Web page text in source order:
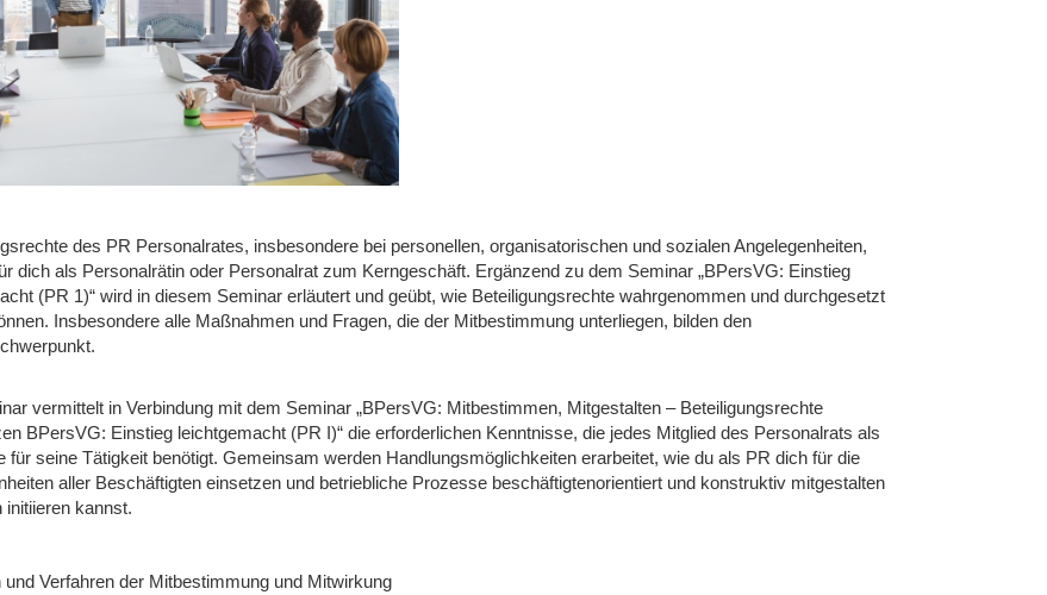
des PR Personalrates, insbesondere bei personellen, organisatorischen und sozialen Angelegenheiten,
dich als Personalrätin oder Personalrat zum Kerngeschäft. Ergänzend zu dem Seminar „BPersVG: Einstieg
(PR 1)“ wird in diesem Seminar erläutert und geübt, wie Beteiligungsrechte wahrgenommen und durchgesetzt
Insbesondere alle Maßnahmen und Fragen, die der Mitbestimmung unterliegen, bilden den
vermittelt in Verbindung mit dem Seminar „BPersVG: Mitbestimmen, Mitgestalten – Beteiligungsrechte
BPersVG: Einstieg leichtgemacht (PR I)“ die erforderlichen Kenntnisse, die jedes Mitglied des Personalrats als
für seine Tätigkeit benötigt. Gemeinsam werden Handlungsmöglichkeiten erarbeitet, wie du als PR dich für die
aller Beschäftigten einsetzen und betriebliche Prozesse beschäftigtenorientiert und konstruktiv mitgestalten
initiieren kannst.
und Verfahren der Mitbestimmung und Mitwirkung